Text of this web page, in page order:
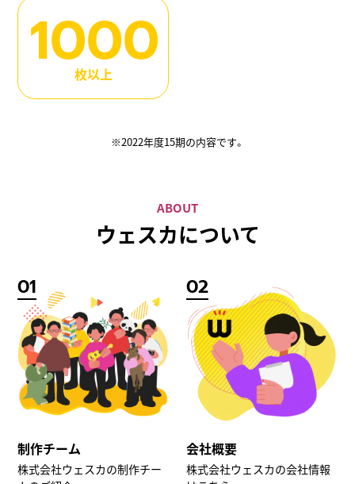
1000
枚以上
※2022年度15期の内容です。
ABOUT
ウェスカについて
01
制作チーム
株式会社ウェスカの制作チー
02
会社概要
株式会社ウェスカの会社情報